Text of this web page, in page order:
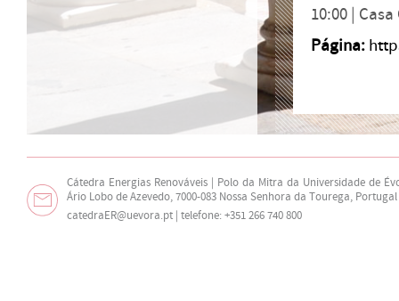
10:00 |
Página:
Cátedra Energias Renováveis | Polo da Mitra da Universidade de
Ário Lobo de Azevedo, 7000-083 Nossa Senhora da Tourega, Portugal
catedraER@uevora.pt | telefone: +351 266 740 800